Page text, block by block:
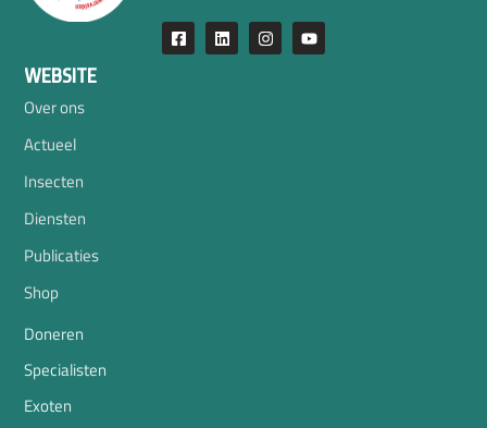
WEBSITE
Over ons
Actueel
Insecten
Diensten
Publicaties
Shop
Doneren
Specialisten
Exoten